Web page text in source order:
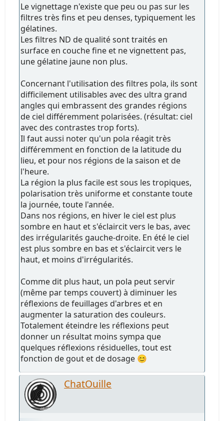
Le vignettage n'existe que peu ou pas sur les
filtres très fins et peu denses, typiquement les
gélatines.
Les filtres ND de qualité sont traités en
surface en couche fine et ne vignettent pas,
une gélatine jaune non plus.
Concernant l'utilisation des filtres pola, ils sont
difficilement utilisables avec des ultra grand
angles qui embrassent des grandes régions
de ciel différemment polarisées. (résultat: ciel
avec des contrastes trop forts).
Il faut aussi noter qu'un pola réagit très
différemment en fonction de la latitude du
lieu, et pour nos régions de la saison et de
l'heure.
La région la plus facile est sous les tropiques,
polarisation très uniforme et constante toute
la journée, toute l'année.
Dans nos régions, en hiver le ciel est plus
sombre en haut et s'éclaircit vers le bas, avec
des irrégularités gauche-droite. En été le ciel
est plus sombre en bas et s'éclaircit vers le
haut, et moins d'irrégularités.
Comme dit plus haut, un pola peut servir
(même par temps couvert) à diminuer les
réflexions de feuillages d'arbres et en
augmenter la saturation des couleurs.
Totalement éteindre les réflexions peut
donner un résultat moins sympa que
quelques réflexions résiduelles, tout est
fonction de gout et de dosage 😊
ChatOuille